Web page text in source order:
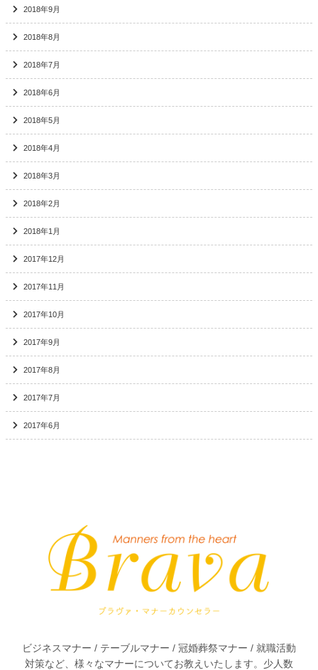
2018年9月
2018年8月
2018年7月
2018年6月
2018年5月
2018年4月
2018年3月
2018年2月
2018年1月
2017年12月
2017年11月
2017年10月
2017年9月
2017年8月
2017年7月
2017年6月
ビジネスマナー / テーブルマナー / 冠婚葬祭マナー / 就職活動
対策など、様々なマナーについてお教えいたします。少人数